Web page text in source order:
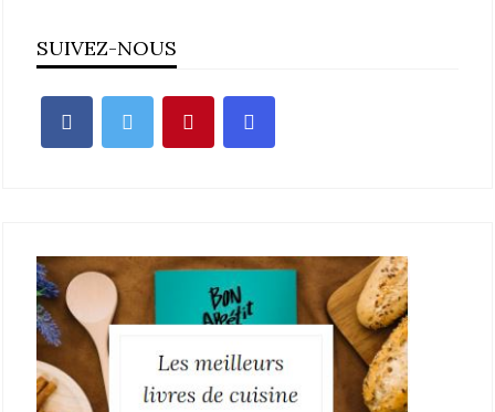
SUIVEZ-NOUS